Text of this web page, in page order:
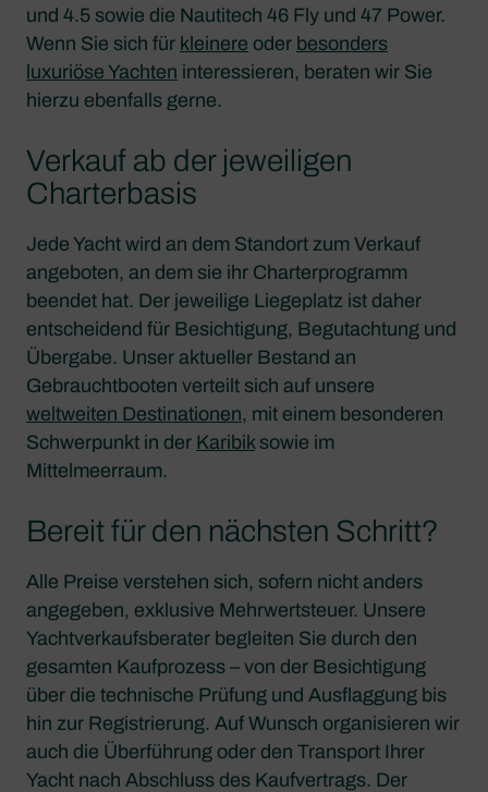
und 4.5 sowie die Nautitech 46 Fly und 47 Power.
Wenn Sie sich für kleinere oder besonders
luxuriöse Yachten interessieren, beraten wir Sie
hierzu ebenfalls gerne.
Verkauf ab der jeweiligen
Charterbasis
Jede Yacht wird an dem Standort zum Verkauf
angeboten, an dem sie ihr Charterprogramm
beendet hat. Der jeweilige Liegeplatz ist daher
entscheidend für Besichtigung, Begutachtung und
Übergabe. Unser aktueller Bestand an
Gebrauchtbooten verteilt sich auf unsere
weltweiten Destinationen, mit einem besonderen
Schwerpunkt in der Karibiksowie im
Mittelmeerraum.
Bereit für den nächsten Schritt?
Alle Preise verstehen sich, sofern nicht anders
angegeben, exklusive Mehrwertsteuer. Unsere
Yachtverkaufsberater begleiten Sie durch den
gesamten Kaufprozess – von der Besichtigung
über die technische Prüfung und Ausflaggung bis
hin zur Registrierung. Auf Wunsch organisieren wir
auch die Überführung oder den Transport Ihrer
Yacht nach Abschluss des Kaufvertrags. Der